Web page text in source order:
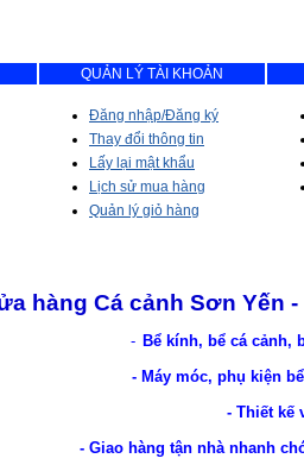
QUẢN LÝ TÀI KHOẢN
Đăng nhập/Đăng ký
Thay đổi thông tin
Lấy lại mật khẩu
Lịch sử mua hàng
Quản lý giỏ hàng
hàng Cá cảnh Sơn Yến
- Bể kính, bể cá cảnh,
- Máy móc, phụ kiện
- Thiết kế
tận nhà nhanh chóng. Cá